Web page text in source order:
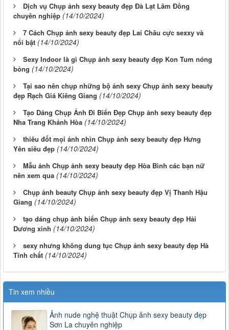
Dịch vụ Chụp ảnh sexy beauty đẹp Đà Lạt Lâm Đồng
chuyên nghiệp (14/10/2024)
7 Cách Chụp ảnh sexy beauty đẹp Lai Châu cực sexxy và
nổi bật (14/10/2024)
Sexy Indoor là gì Chụp ảnh sexy beauty đẹp Kon Tum nóng
bỏng (14/10/2024)
Tại sao nên chụp những bộ ảnh sexy Chụp ảnh sexy beauty
đẹp Rạch Giá Kiêng Giang (14/10/2024)
Tạo Dáng Chụp Ảnh Đi Biển Đẹp Chụp ảnh sexy beauty đẹp
Nha Trang Khánh Hòa (14/10/2024)
thiêu đốt mọi ánh nhìn Chụp ảnh sexy beauty đẹp Hưng
Yên siêu đẹp (14/10/2024)
Mẫu ảnh Chụp ảnh sexy beauty đẹp Hòa Bình các bạn nữ
nên xem qua (14/10/2024)
Chụp ảnh beauty Chụp ảnh sexy beauty đẹp Vị Thanh Hậu
Giang (14/10/2024)
tạo dáng chụp ảnh biển Chụp ảnh sexy beauty đẹp Hải
Dương xinh (14/10/2024)
sexy nhưng không dung tục Chụp ảnh sexy beauty đẹp Hà
Tĩnh chất (14/10/2024)
Tin xem nhiều
Ảnh nude nghệ thuật Chụp ảnh sexy beauty đẹp
Sơn La chuyên nghiệp